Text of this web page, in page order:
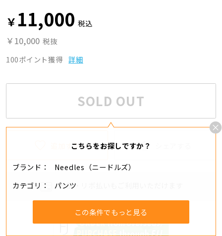
￥ 11,000 税込
￥10,000 税抜
100ポイント獲得 詳細
SOLD OUT
こちらをお探しですか？
ブランド
Needles（ニードルズ）
カテゴリ
パンツ
この条件でもっと見る
追加する
分割・リボ払いもご利用いただけます